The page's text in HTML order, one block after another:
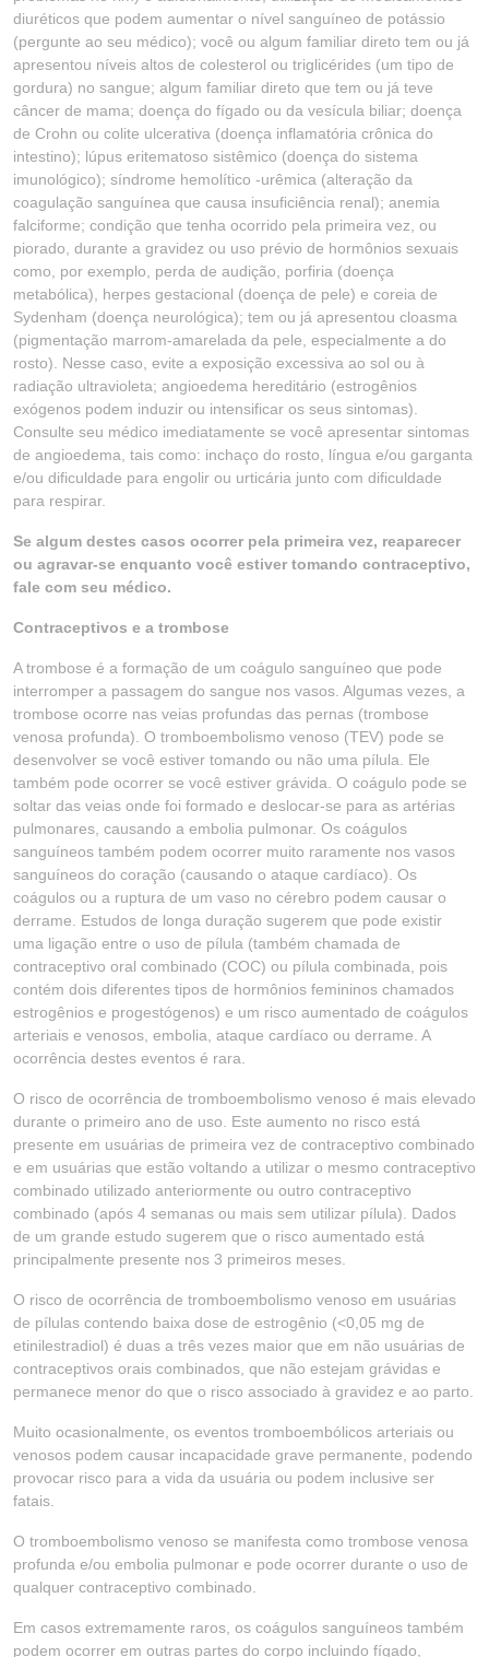
diuréticos que podem aumentar o nível sanguíneo de potássio
(pergunte ao seu médico); você ou algum familiar direto tem ou já
apresentou níveis altos de colesterol ou triglicérides (um tipo de
gordura) no sangue; algum familiar direto que tem ou já teve
câncer de mama; doença do fígado ou da vesícula biliar; doença
de Crohn ou colite ulcerativa (doença inflamatória crônica do
intestino); lúpus eritematoso sistêmico (doença do sistema
imunológico); síndrome hemolítico -urêmica (alteração da
coagulação sanguínea que causa insuficiência renal); anemia
falciforme; condição que tenha ocorrido pela primeira vez, ou
piorado, durante a gravidez ou uso prévio de hormônios sexuais
como, por exemplo, perda de audição, porfiria (doença
metabólica), herpes gestacional (doença de pele) e coreia de
Sydenham (doença neurológica); tem ou já apresentou cloasma
(pigmentação marrom-amarelada da pele, especialmente a do
rosto). Nesse caso, evite a exposição excessiva ao sol ou à
radiação ultravioleta; angioedema hereditário (estrogênios
exógenos podem induzir ou intensificar os seus sintomas).
Consulte seu médico imediatamente se você apresentar sintomas
de angioedema, tais como: inchaço do rosto, língua e/ou garganta
e/ou dificuldade para engolir ou urticária junto com dificuldade
para respirar.
Se algum destes casos ocorrer pela primeira vez, reaparecer
ou agravar-se enquanto você estiver tomando contraceptivo,
fale com seu médico.
Contraceptivos e a trombose
A trombose é a formação de um coágulo sanguíneo que pode
interromper a passagem do sangue nos vasos. Algumas vezes, a
trombose ocorre nas veias profundas das pernas (trombose
venosa profunda). O tromboembolismo venoso (TEV) pode se
desenvolver se você estiver tomando ou não uma pílula. Ele
também pode ocorrer se você estiver grávida. O coágulo pode se
soltar das veias onde foi formado e deslocar-se para as artérias
pulmonares, causando a embolia pulmonar. Os coágulos
sanguíneos também podem ocorrer muito raramente nos vasos
sanguíneos do coração (causando o ataque cardíaco). Os
coágulos ou a ruptura de um vaso no cérebro podem causar o
derrame. Estudos de longa duração sugerem que pode existir
uma ligação entre o uso de pílula (também chamada de
contraceptivo oral combinado (COC) ou pílula combinada, pois
contém dois diferentes tipos de hormônios femininos chamados
estrogênios e progestógenos) e um risco aumentado de coágulos
arteriais e venosos, embolia, ataque cardíaco ou derrame. A
ocorrência destes eventos é rara.
O risco de ocorrência de tromboembolismo venoso é mais elevado
durante o primeiro ano de uso. Este aumento no risco está
presente em usuárias de primeira vez de contraceptivo combinado
e em usuárias que estão voltando a utilizar o mesmo contraceptivo
combinado utilizado anteriormente ou outro contraceptivo
combinado (após 4 semanas ou mais sem utilizar pílula). Dados
de um grande estudo sugerem que o risco aumentado está
principalmente presente nos 3 primeiros meses.
O risco de ocorrência de tromboembolismo venoso em usuárias
de pílulas contendo baixa dose de estrogênio (<0,05 mg de
etinilestradiol) é duas a três vezes maior que em não usuárias de
contraceptivos orais combinados, que não estejam grávidas e
permanece menor do que o risco associado à gravidez e ao parto.
Muito ocasionalmente, os eventos tromboembólicos arteriais ou
venosos podem causar incapacidade grave permanente, podendo
provocar risco para a vida da usuária ou podem inclusive ser
fatais.
O tromboembolismo venoso se manifesta como trombose venosa
profunda e/ou embolia pulmonar e pode ocorrer durante o uso de
qualquer contraceptivo combinado.
Em casos extremamente raros, os coágulos sanguíneos também
podem ocorrer em outras partes do corpo incluindo fígado,